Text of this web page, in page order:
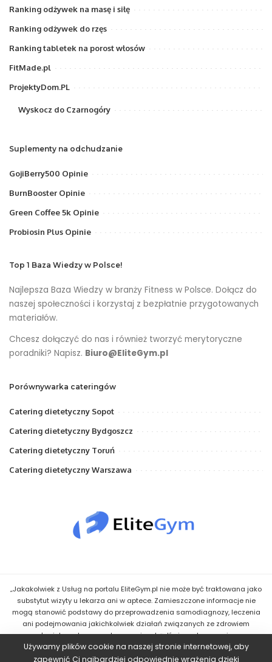
Ranking odżywek na masę i siłę
Ranking odżywek do rzęs
Ranking tabletek na porost włosów
FitMade.pl
ProjektyDom.PL
Wyskocz do Czarnogóry
Suplementy na odchudzanie
GojiBerry500 Opinie
BurnBooster Opinie
Green Coffee 5k Opinie
Probiosin Plus Opinie
Top 1 Baza Wiedzy w Polsce!
Najlepsza Baza Wiedzy w branży Fitness w Polsce. Dołącz do
naszej społeczności i korzystaj z bezpłatnie przygotowanych
materiałów.
Chcesz dołączyć do nas i również tworzyć merytoryczne
poradniki? Napisz. Biuro@EliteGym.pl
Porównywarka cateringów
Catering dietetyczny Sopot
Catering dietetyczny Bydgoszcz
Catering dietetyczny Toruń
Catering dietetyczny Warszawa
„Jakakolwiek z Usług na portalu EliteGym.pl nie może być traktowana jako
substytut wizyty u lekarza ani w aptece. Zamieszczone informacje nie
mogą stanowić podstawy do przeprowadzenia samodiagnozy, leczenia
ani podejmowania jakichkolwiek działań związanych ze zdrowiem
człowieka, w tym z zastosowaniem bądź niezastosowaniem
jakiegokolwiek Leku bądź innego środka. Wskazówki uzyskane przez
Użytkownika w ramach Usług mają jedynie charakter informacyjny i nie
Używamy plików cookie na naszej stronie internetowej, aby
zapewnić Ci najbardziej odpowiednie wrażenia dzięki